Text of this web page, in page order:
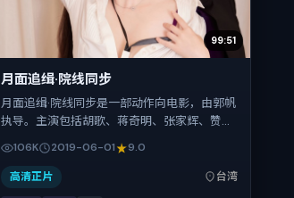
99:51
月面追缉·院线同步
月面追缉·院线同步是一部动作向电影，由郭帆
执导。主演包括胡歌、蒋奇明、张家辉、赞达
景与发行，2019年暑期档与观众见面，首映日
期 2019-06-01，正片时长164分钟。
106K 2019-06-01 9.0
高清正片 台湾